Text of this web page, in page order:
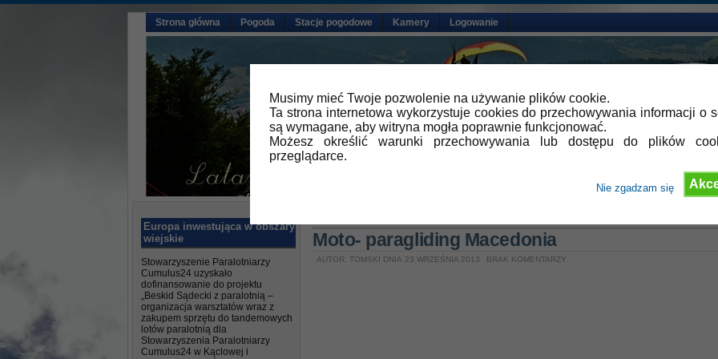
Musimy mieć Twoje pozwolenie na używanie plików cookie.
Ta strona internetowa wykorzystuje cookies do przechowywania informacji o
są wymagane, aby witryna mogła poprawnie funkcjonować.
Możesz określić warunki przechowywania lub dostępu do plików
przeglądarce.
Nie zgadzam się
Strona główna Pogoda Stacje pogodowe Kamery Logowanie
Europa inwestująca w obszary
wiejskie
Stowarzyszenie Paralotniarzy
Cumulus24 uzyskało
dofinansowanie do projektu
„Beskid Sądecki z paralotnią –
organizacja warsztatów wraz z
zakupem sprzętu do tandemowych
lotów paralotnią dla
Stowarzyszenia Paralotniarzy
Cumulus24 w Kąclowej i
Moto- paragliding Macedonia
AUTOR: TOMSKI DNIA 23 WRZEŚNIA 2013 BRAK KOMENTARZY